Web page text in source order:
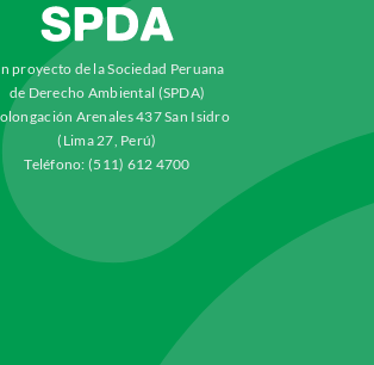
proyecto de la Sociedad Peruana
de Derecho Ambiental (SPDA)
Arenales 437 San Isidro
(Lima 27, Perú)
Teléfono: (511) 612 4700